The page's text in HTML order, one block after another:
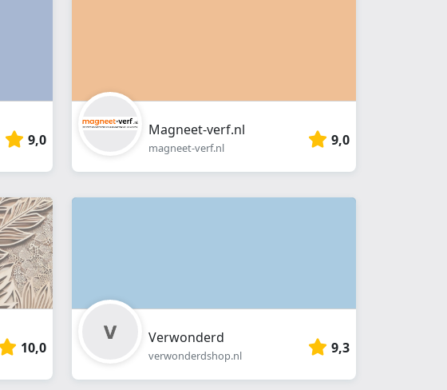
9,0
Magneet-verf.nl
magneet-verf.nl 9,0
10,0
Verwonderd
verwonderdshop.nl 9,3